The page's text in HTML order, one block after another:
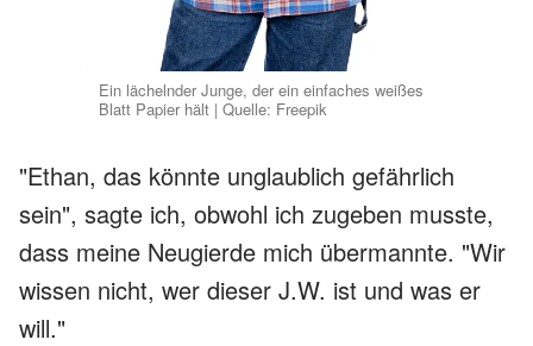
Ein lächelnder Junge, der ein einfaches weißes
Blatt Papier hält | Quelle: Freepik
"Ethan, das könnte unglaublich gefährlich
sein", sagte ich, obwohl ich zugeben musste,
dass meine Neugierde mich übermannte. "Wir
wissen nicht, wer dieser J.W. ist und was er
will."